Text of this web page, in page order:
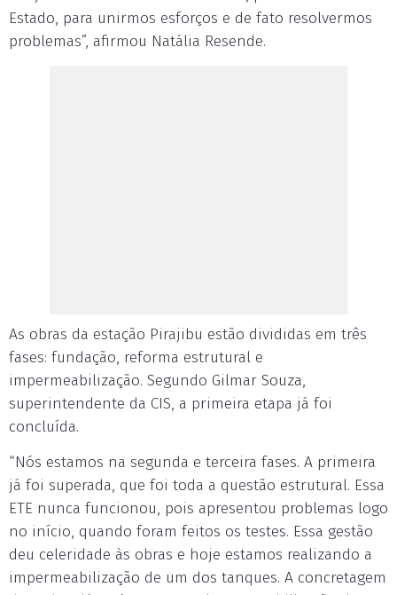
Estado, para unirmos esforços e de fato resolvermos
problemas”, afirmou Natália Resende.
As obras da estação Pirajibu estão divididas em três
fases: fundação, reforma estrutural e
impermeabilização. Segundo Gilmar Souza,
superintendente da CIS, a primeira etapa já foi
concluída.
“Nós estamos na segunda e terceira fases. A primeira
já foi superada, que foi toda a questão estrutural. Essa
ETE nunca funcionou, pois apresentou problemas logo
no início, quando foram feitos os testes. Essa gestão
deu celeridade às obras e hoje estamos realizando a
impermeabilização de um dos tanques. A concretagem